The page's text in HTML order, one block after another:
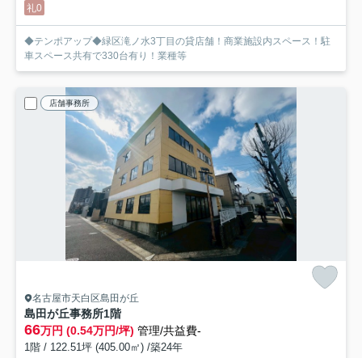
礼0
◆テンポアップ◆緑区滝ノ水3丁目の貸店舗！商業施設内スペース！駐
車スペース共有で330台有り！業種等
店舗事務所
名古屋市天白区島田が丘
島田が丘事務所1階
66万円 (0.54万円/坪) 管理/共益費-
1階 / 122.51坪 (405.00㎡) /築24年